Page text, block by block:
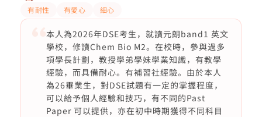
有耐性 有愛心 細心
本人為2026年DSE考生，就讀元朗band1 英文
學校，修讀Chem Bio M2。在校時，參與過多
項學長計劃，教授學弟學妹學業知識，有教學
經驗，而具備耐心。有補習社經驗。由於本人
為26畢業生，對DSE試題有一定的掌握程度，
可以給予個人經驗和技巧，有不同的Past
Paper 可以提供，亦在初中時期獲得不同科目